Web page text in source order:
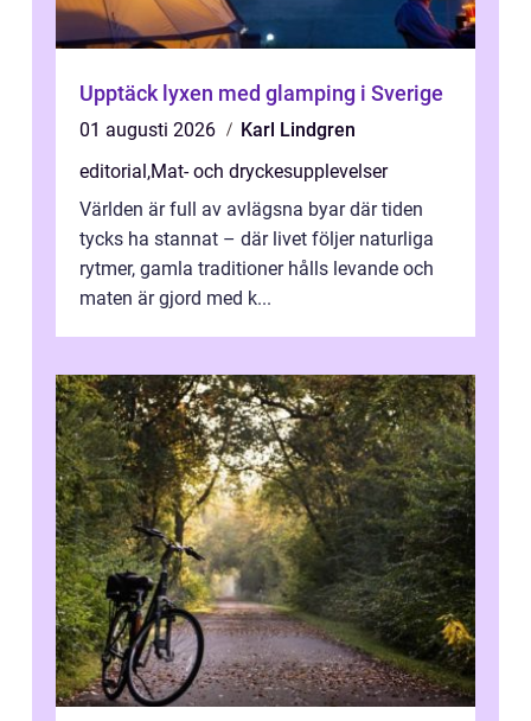
Upptäck lyxen med glamping i Sverige
01 augusti 2026
Karl Lindgren
editorial ,Mat- och dryckesupplevelser
Världen är full av avlägsna byar där tiden
tycks ha stannat – där livet följer naturliga
rytmer, gamla traditioner hålls levande och
maten är gjord med k...